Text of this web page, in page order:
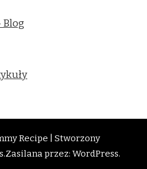
Blog
Recipe | Stworzony
.Zasilana przez: WordPress.